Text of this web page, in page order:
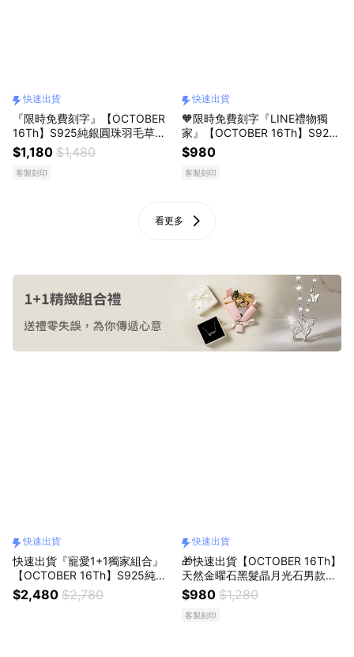
快速出貨
『限時免費刻字』【OCTOBER
16Th】S925純銀圓珠羽毛草莓
晶可調式水晶手鍊＃CRY1109
開運 生日禮物 閨蜜禮物 情人節
禮物 女友禮物 交換禮物 客製化
$1,180 $1,480
客製刻印
快速出貨
🧡限時免費刻字『LINE禮物獨
家』【OCTOBER 16Th】S925
純銀草莓晶雙層水晶手鍊＃CRY
1108 開運 生日禮物 閨蜜禮物 情
人節禮物 女友禮物 交換禮物 純
$980
客製刻印
看更多
快速出貨
快速出貨『寵愛1+1獨家組合』
【OCTOBER 16Th】S925純銀
羽你相戀愛心粉色鋯石可調式情
侶對戒 戒指＃CRY6003 開運 男
$2,480 $2,780
快速出貨
🎁快速出貨【OCTOBER 16Th】
天然金曜石黑髮晶月光石男款水
晶手鍊＃CRY6002 開運 男生手
鍊 生日禮物 情人節禮物 客製化
禮物
$980 $1,280
客製刻印